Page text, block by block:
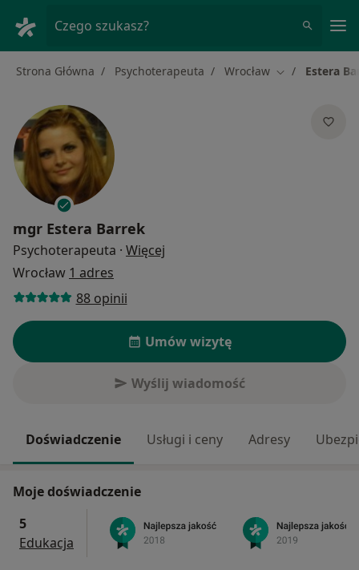
Czego szukasz?
Strona Główna Psychoterapeuta Wrocław Zmień miasto
Estera
mgr Estera Barrek
Psychoterapeuta · Więcej
Wrocław 1 adres
88 opinii
Umów wizytę
Wyślij wiadomość
Doświadczenie Usługi i ceny Adresy
Moje doświadczenie
5
Edukacja